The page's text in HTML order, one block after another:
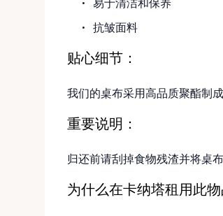
抗皱面料
贴心细节：
我们的桌布采用高品质聚酯制
重要说明：
归还前请刮掉食物残渣并将桌
为什么在卡纳塔租用此物